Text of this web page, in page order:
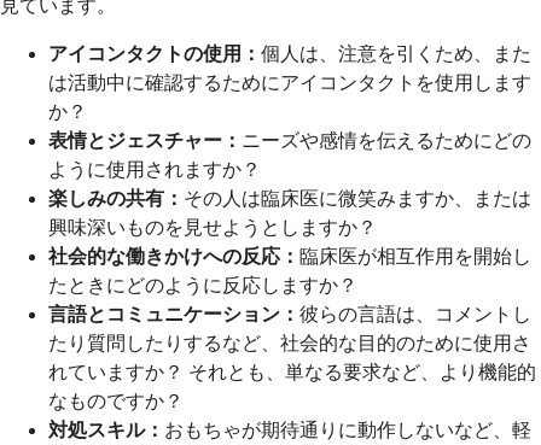
見ています。
アイコンタクトの使用： 個人は、注意を引くため、また
は活動中に確認するためにアイコンタクトを使用します
か？
表情とジェスチャー： ニーズや感情を伝えるためにどの
ように使用されますか？
楽しみの共有： その人は臨床医に微笑みますか、または
興味深いものを見せようとしますか？
社会的な働きかけへの反応： 臨床医が相互作用を開始し
たときにどのように反応しますか？
言語とコミュニケーション： 彼らの言語は、コメントし
たり質問したりするなど、社会的な目的のために使用さ
れていますか？ それとも、単なる要求など、より機能的
なものですか？
対処スキル： おもちゃが期待通りに動作しないなど、軽